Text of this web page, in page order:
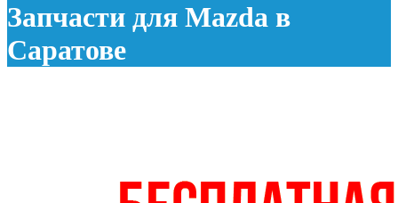
Запчасти для Mazda в
Саратове